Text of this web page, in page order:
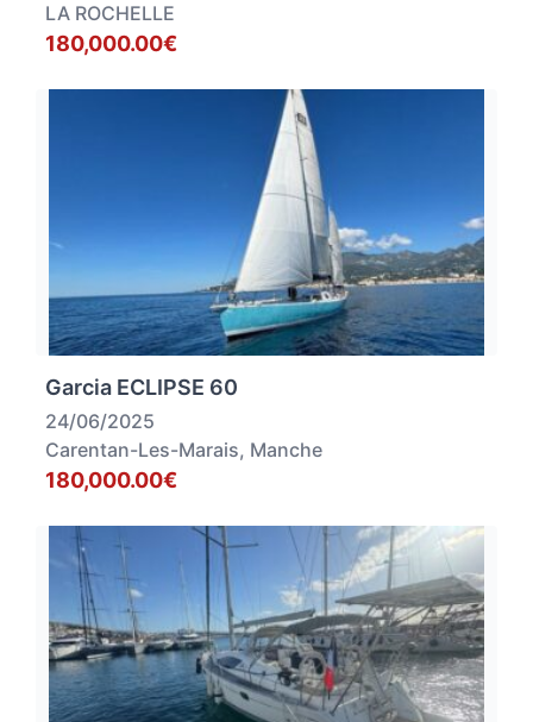
LA ROCHELLE
180,000.00€
Garcia ECLIPSE 60
24/06/2025
Carentan-Les-Marais, Manche
180,000.00€